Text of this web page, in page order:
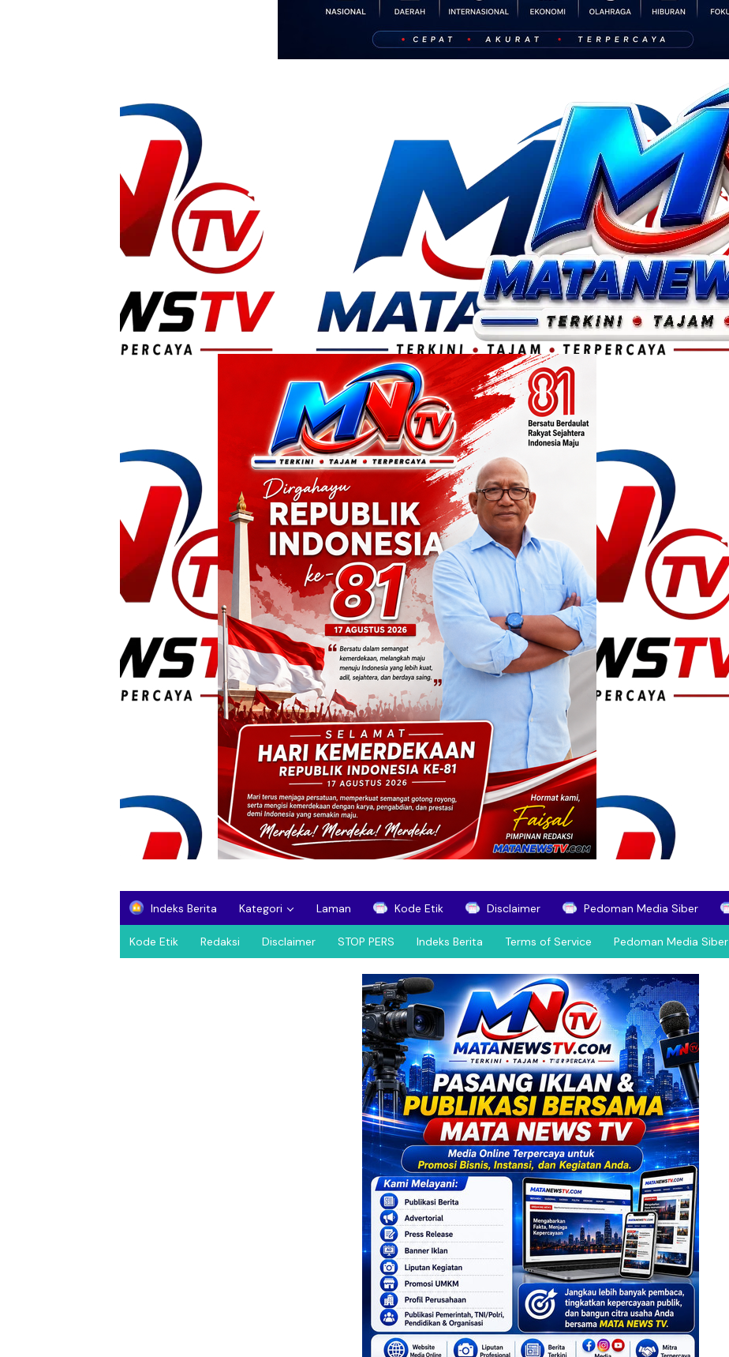
Indeks Berita Kategori Laman Kode Etik Disclaimer Pedoman Media Siber
Kode Etik Redaksi Disclaimer STOP PERS Indeks Berita Terms of Service Pedoman Media Siber